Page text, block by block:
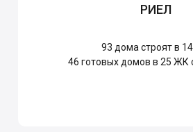
РИЕЛ
93 дома строят в
46 готовых домов в 25 ЖК